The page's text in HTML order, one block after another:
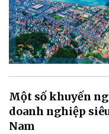
Một số khuyến
doanh nghiệp
Nam